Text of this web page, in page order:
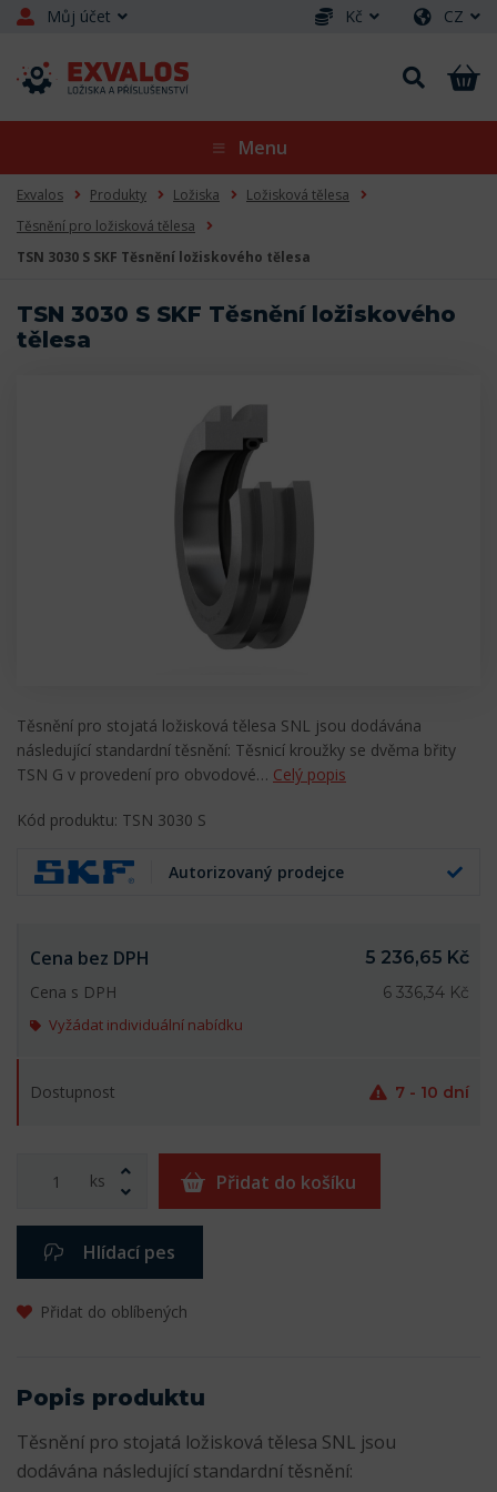
Můj účet Kč CZ
Menu
Exvalos Produkty Ložiska
Ložisková tělesa
Těsnění pro ložisková tělesa
TSN 3030 S SKF Těsnění ložiskového tělesa
TSN 3030 S SKF Těsnění ložiskového
tělesa
Těsnění pro stojatá ložisková tělesa SNL jsou dodávána
následující standardní těsnění: Těsnicí kroužky se dvěma břity
TSN G v provedení pro obvodové… Celý popis
Kód produktu: TSN 3030 S
Autorizovaný prodejce
Cena bez DPH
5 236,65 Kč
Cena s DPH
6 336,34 Kč
Vyžádat individuální nabídku
Dostupnost 7 - 10 dní
ks Přidat do košíku
Hlídací pes
Přidat do oblíbených
Popis produktu
Těsnění pro stojatá ložisková tělesa SNL jsou
dodávána následující standardní těsnění: